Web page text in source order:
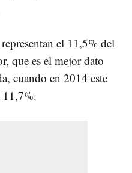
el 11,5% del
que es el mejor dato
cuando en 2014 este
11,7%.